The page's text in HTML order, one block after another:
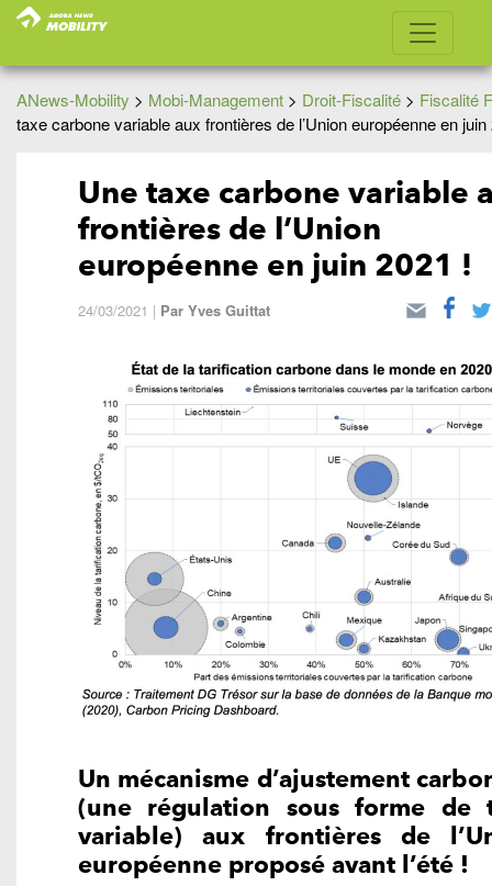
ANews-Mobility > Mobi-Management > Droit-Fiscalité > Fiscalité
taxe carbone variable aux frontières de l’Union européenne en juin
Une taxe carbone variable
frontières de l’Union
européenne en juin 2021 !
24/03/2021 | Par Yves Guittat
Un mécanisme d’ajustement
(une régulation sous forme de
variable) aux frontières de
européenne proposé avant l’été !